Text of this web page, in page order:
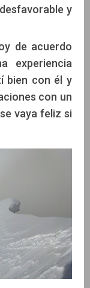
y
de acuerdo
experiencia
bien con él y
con un
vaya feliz si